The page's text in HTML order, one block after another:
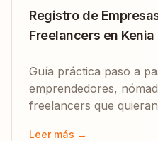
Registro de
Freelancers en
Guía práctica paso a
emprendedores,
freelancers que
Leer más →